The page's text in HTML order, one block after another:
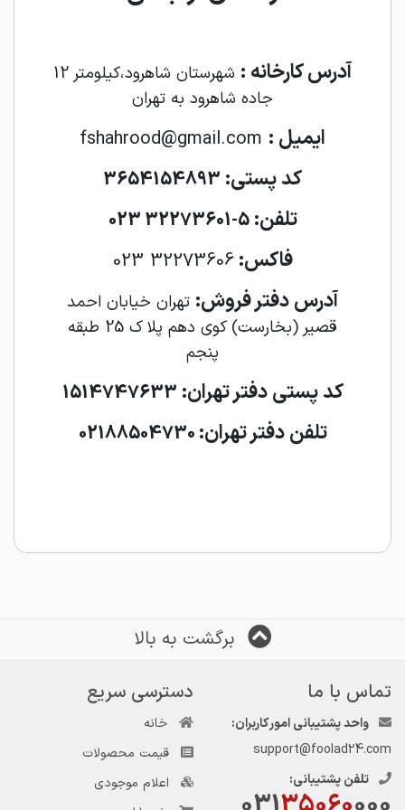
آدرس کارخانه :
شهرستان شاهرود،کیلومتر 12
جاده شاهرود به تهران
ایمیل :
کد پستی: 3654154893
تلفن:5-32273601 023
فاکس:32273606 023
آدرس دفتر فروش: تهران خیابان احمد
قصیر (بخارست) کوی دهم پلا ک 25 طبقه
پنجم
کد پستی دفتر تهران: 1514747633
تلفن دفتر تهران:
برگشت به بالا
تماس با ما
واحد پشتیبانی امور کاربران:
support@foolad24.com
تلفن پشتیبانی:
دسترسی سریع
خانه
قیمت محصولات
اعلام موجودی